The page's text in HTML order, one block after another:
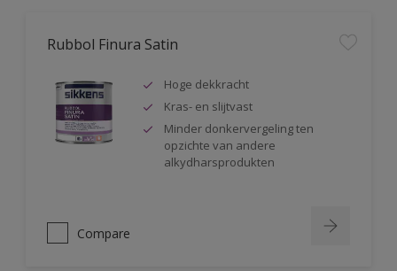
Rubbol Finura Satin
Hoge dekkracht
Kras- en slijtvast
Minder donkervergeling ten
opzichte van andere
alkydharsprodukten
Compare